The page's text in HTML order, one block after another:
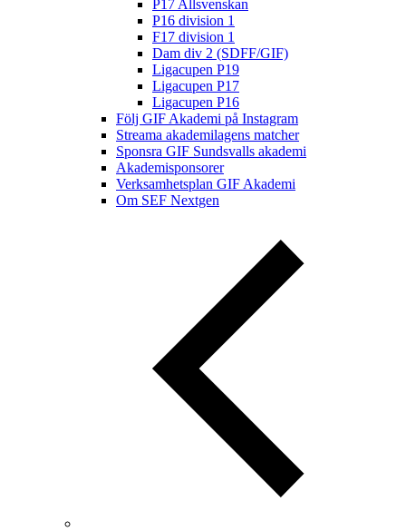
P17 Allsvenskan
P16 division 1
F17 division 1
Dam div 2 (SDFF/GIF)
Ligacupen P19
Ligacupen P17
Ligacupen P16
Följ GIF Akademi på Instagram
Streama akademilagens matcher
Sponsra GIF Sundsvalls akademi
Akademisponsorer
Verksamhetsplan GIF Akademi
Om SEF Nextgen